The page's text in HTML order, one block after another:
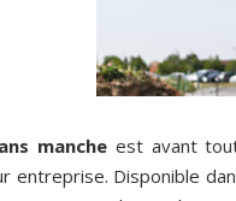
manche est avant
entreprise. Disponible